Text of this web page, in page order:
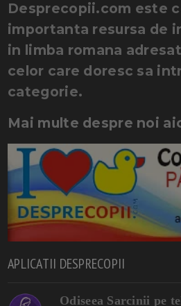
Desprecopii.com este
importanta resursa de
in limba romana
celor care doresc sa
categorie.
Mai multe despre noi
APLICATII DESPRECOPII
Odiseea Sarcinii pe